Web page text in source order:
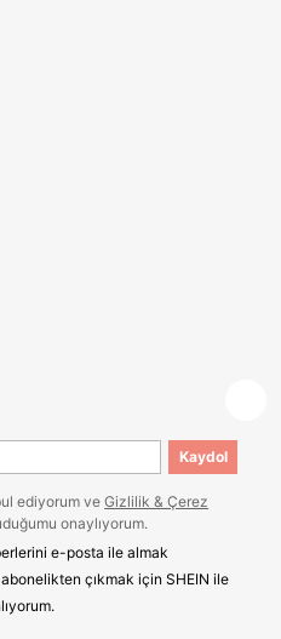
Kaydol
ediyorum veGizlilik & Çerez
onaylıyorum.
e-posta ile almak
çıkmak için SHEIN ile